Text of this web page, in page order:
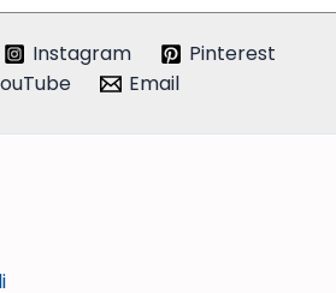
Instagram
Pinterest
Email